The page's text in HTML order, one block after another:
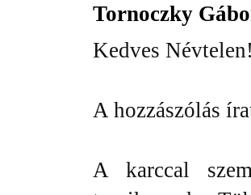
Tornoczky
Kedves Névtelen!
A hozzászólás
A karccal